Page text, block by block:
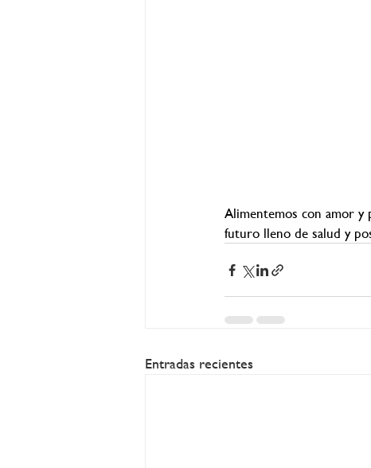
Alimentemos con amor y
futuro lleno de salud y
Entradas recientes